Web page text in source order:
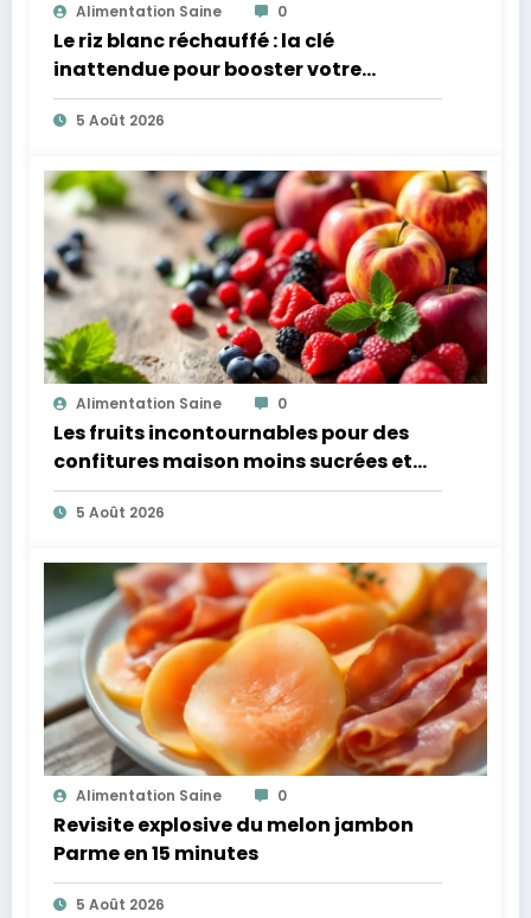
Alimentation Saine 0
Le riz blanc réchauffé : la clé
inattendue pour booster votre
microbiote
5 Août 2026
Alimentation Saine 0
Les fruits incontournables pour des
confitures maison moins sucrées et
plus légères
5 Août 2026
Alimentation Saine 0
Revisite explosive du melon jambon
Parme en 15 minutes
5 Août 2026